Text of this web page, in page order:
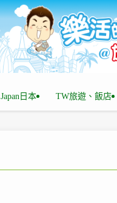
Japan日本 TW旅遊、飯店